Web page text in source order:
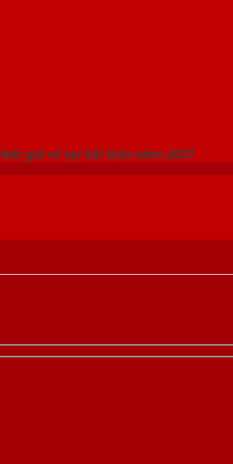
giá rẻ tại Sài Gòn năm 2021